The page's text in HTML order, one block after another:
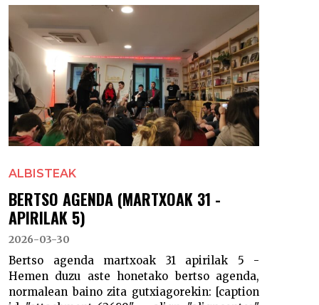
ALBISTEAK
BERTSO AGENDA (MARTXOAK 31 -
APIRILAK 5)
2026-03-30
Bertso agenda martxoak 31 apirilak 5 -
Hemen duzu aste honetako bertso agenda,
normalean baino zita gutxiagorekin: [caption